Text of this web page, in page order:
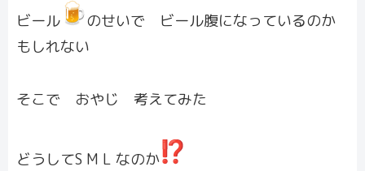
ビール
のせいで ビール腹になっているのか
もしれない
そこで おやじ 考えてみた
どうしてS M L なのか